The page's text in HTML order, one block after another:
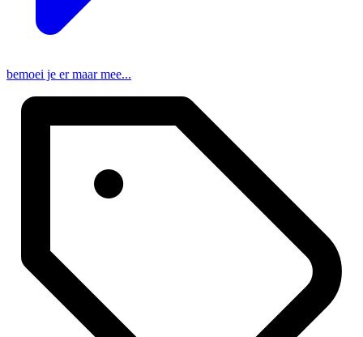
bemoei je er maar mee...